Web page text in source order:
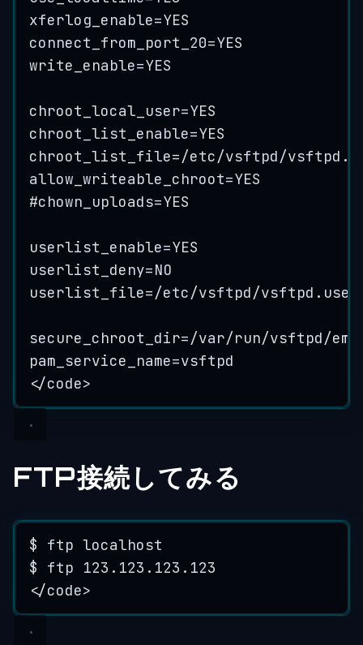
xferlog_enable=YES
connect_from_port_20=YES
write_enable=YES
chroot_local_user=YES
chroot_list_enable=YES
chroot_list_file=/etc/vsftpd/vsftpd .
allow_writeable_chroot=YES
#chown_uploads=YES
userlist_enable=YES
userlist_deny=NO
userlist_file=/etc/vsftpd/vsftpd .
secure_chroot_dir=/var/run/vsftpd/
pam_service_name=vsftpd
</code>
FTP接続してみる
$ ftp localhost
$
ftp 123.123 . 123.123
</code>